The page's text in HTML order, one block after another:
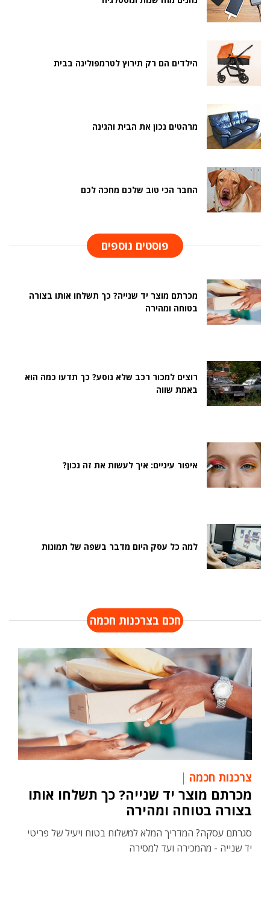
הילדים הם רק תירוץ לטרמפולינה בבית
מרהטים נכון את הבית והגינה
החבר הכי טוב שלכם מחכה לכם
פוסטים נוספים
מכרתם מוצר יד שנייה? כך תשלחו אותו בצורה
בטוחה ומהירה
רוצים למכור רכב שלא נוסע? כך תדעו כמה הוא
באמת שווה
איפור עיניים: איך לעשות את זה נכון?
למה כל עסק היום מדבר בשפה של תמונות
חכם בצרכנות חכמה
צרכנות חכמה
מכרתם מוצר יד שנייה? כך תשלחו אותו
בצורה בטוחה ומהירה
סגרתם עסקה? המדריך המלא למשלוח בטוח ויעיל של פריטי
יד שנייה - מהמכירה ועד למסירה